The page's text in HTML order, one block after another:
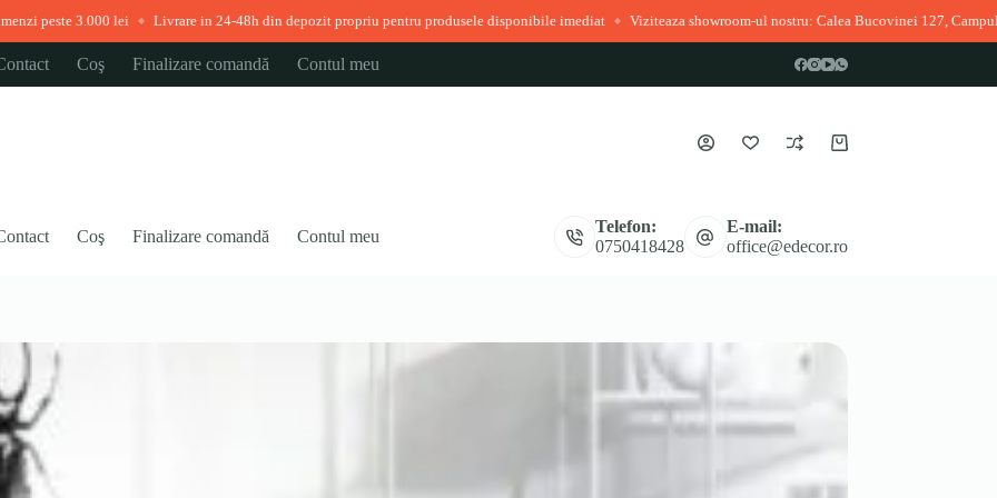
lei ◆ Livrare in 24-48h din depozit propriu pentru produsele disponibile imediat ◆ Viziteaza showroom-ul nostru: Calea Bucovinei 127, Campulung
Coş Finalizare comandă Contul meu
Coș
Coş Finalizare comandă Contul meu
Telefon:
0750418428
E-mail:
office@edecor.ro